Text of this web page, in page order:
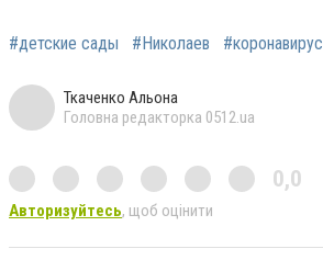
#детские сады #Николаев #коронавирус
Ткаченко Альона
Головна редакторка 0512.ua
0,0
Авторизуйтесь, щоб оцінити